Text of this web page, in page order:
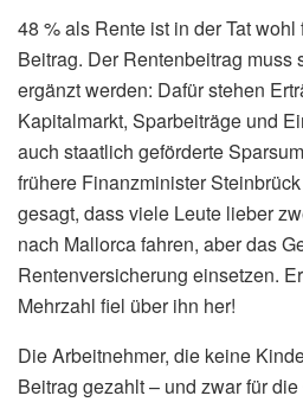
48 % als Rente ist in der Tat
Beitrag. Der Rentenbeitrag muss
ergänzt werden: Dafür stehen
Kapitalmarkt, Sparbeiträge und
auch staatlich geförderte
frühere Finanzminister
gesagt, dass viele Leute lieber
nach Mallorca fahren, aber das
Rentenversicherung einsetzen.
Mehrzahl fiel über ihn her!
Die Arbeitnehmer, die keine
Beitrag gezahlt – und zwar für